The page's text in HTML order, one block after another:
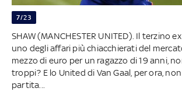
7/23
SHAW (MANCHESTER UNITED). Il terzino
uno degli affari più chiacchierati del
mezzo di euro per un ragazzo di 19 anni,
troppi? E lo United di Van Gaal, per ora,
partita...